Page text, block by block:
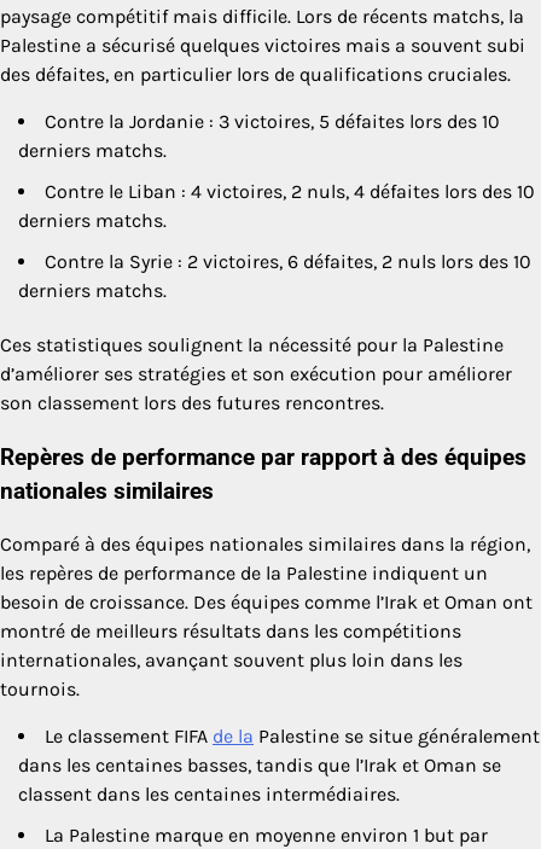
paysage compétitif mais difficile. Lors de récents matchs, la
Palestine a sécurisé quelques victoires mais a souvent subi
des défaites, en particulier lors de qualifications cruciales.
Contre la Jordanie : 3 victoires, 5 défaites lors des 10
derniers matchs.
Contre le Liban : 4 victoires, 2 nuls, 4 défaites lors des 10
derniers matchs.
Contre la Syrie : 2 victoires, 6 défaites, 2 nuls lors des 10
derniers matchs.
Ces statistiques soulignent la nécessité pour la Palestine
d’améliorer ses stratégies et son exécution pour améliorer
son classement lors des futures rencontres.
Repères de performance par rapport à des équipes
nationales similaires
Comparé à des équipes nationales similaires dans la région,
les repères de performance de la Palestine indiquent un
besoin de croissance. Des équipes comme l’Irak et Oman ont
montré de meilleurs résultats dans les compétitions
internationales, avançant souvent plus loin dans les
tournois.
Le classement FIFA de la Palestine se situe généralement
dans les centaines basses, tandis que l’Irak et Oman se
classent dans les centaines intermédiaires.
La Palestine marque en moyenne environ 1 but par